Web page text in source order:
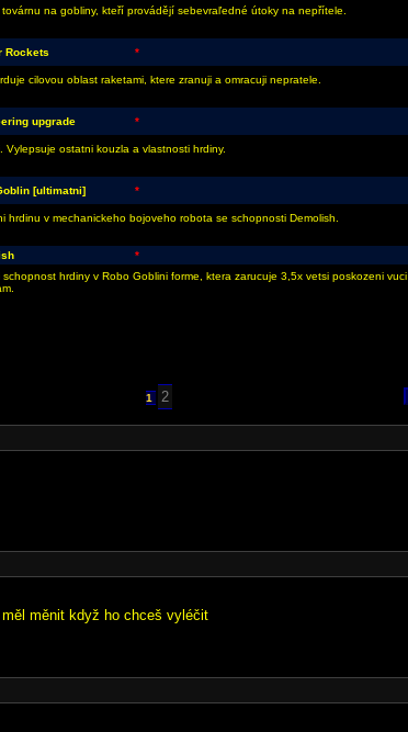
na gobliny, kteří provádějí sebevraľedné útoky na nepřítele.
Rockets *
cilovou oblast raketami, ktere zranuji a omracuji nepratele.
upgrade *
Vylepsuje ostatni kouzla a vlastnosti hrdiny.
[ultimatni] *
hrdinu v mechanickeho bojoveho robota se schopnosti Demolish.
*
schopnost hrdiny v Robo Goblini forme, ktera zarucuje 3,5x vetsi poskozeni vuci
1 2
měnit když ho chceš vyléčit